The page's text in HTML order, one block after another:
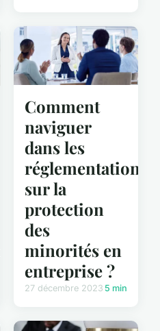
Comment
naviguer
dans les
réglementations
sur la
protection
des
minorités en
entreprise ?
27 décembre 2023 5 min